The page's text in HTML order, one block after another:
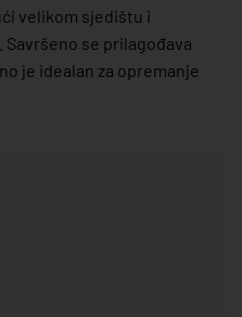
velikom sjedištu i
se prilagođava
je idealan za opremanje